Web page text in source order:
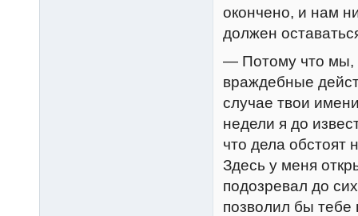
окончено, и нам
должен
— Потому что мы,
враждебные
случае твои
недели я до
что дела обстоят
Здесь у меня
подозревал до
позволил бы тебе